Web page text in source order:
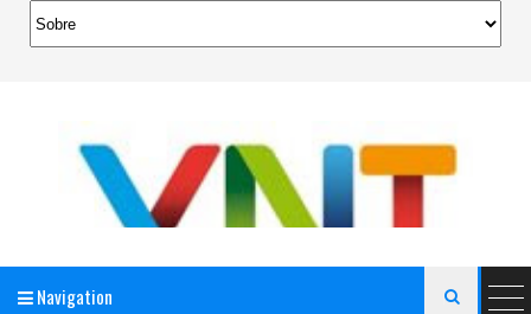
Navigation 